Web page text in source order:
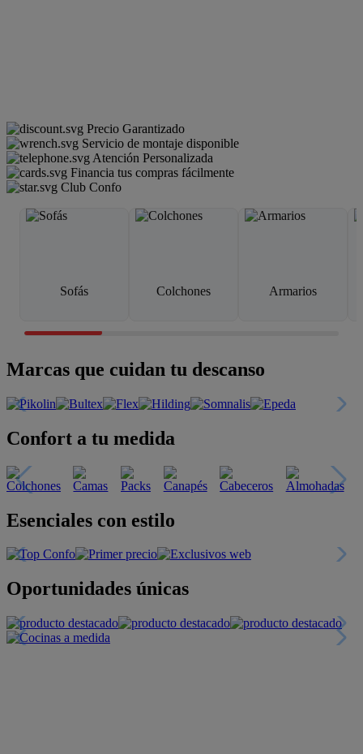
Precio Garantizado
Servicio de montaje disponible
Atención Personalizada
Financia tus compras fácilmente
Club Confo
Sofás Colchones Armarios
Marcas que cuidan tu descanso
Confort a tu medida
Esenciales con estilo
Oportunidades únicas